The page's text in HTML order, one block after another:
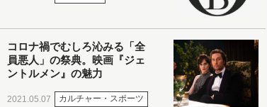
コロナ禍でむしろ沁みる「全
員悪人」の祭典。映画『ジェ
ントルメン』の魅力
2021.05.07 カルチャー・スポーツ